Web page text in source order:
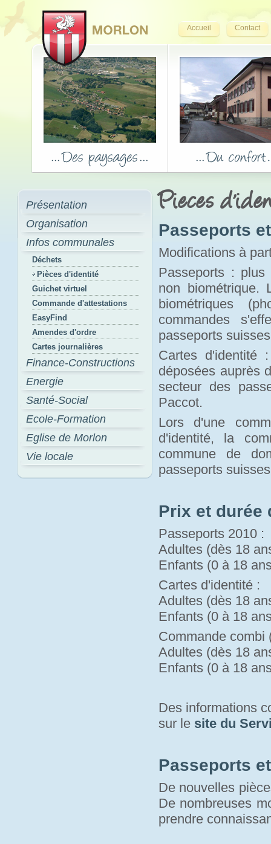
Accueil Contact
Présentation
Organisation
Infos communales
Déchets
Pièces d'identité
Guichet virtuel
Commande d'attestations
EasyFind
Amendes d'ordre
Cartes journalières
Finance-Constructions
Energie
Santé-Social
Ecole-Formation
Eglise de Morlon
Vie locale
Pieces
Passeports
Modifications à
Passeports : plus
non biométrique.
biométriques
commandes
passeports
Cartes d'identité
déposées auprès
secteur des
Paccot.
Lors d'une
d'identité, la
commune de
passeports
Prix et durée
Passeports 2010 :
Adultes (dès 18
Enfants (0 à 18
Cartes d'identité :
Adultes (dès 18
Enfants (0 à 18
Commande combi
Adultes (dès 18
Enfants (0 à 18
Des informations
sur le site du
Passeports
De nouvelles
De nombreuses
prendre